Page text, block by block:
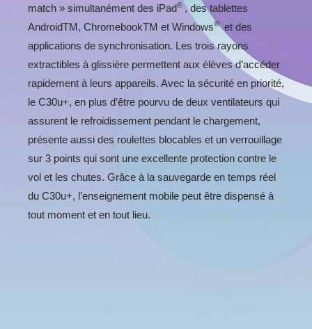
match » simultanément des iPad® , des tablettes
AndroidTM, ChromebookTM et Windows® et des
applications de synchronisation. Les trois rayons
extractibles à glissière permettent aux élèves d’accéder
rapidement à leurs appareils. Avec la sécurité en priorité,
le C30u+, en plus d’être pourvu de deux ventilateurs qui
assurent le refroidissement pendant le chargement,
présente aussi des roulettes blocables et un verrouillage
sur 3 points qui sont une excellente protection contre le
vol et les chutes. Grâce à la sauvegarde en temps réel
du C30u+, l’enseignement mobile peut être dispensé à
tout moment et en tout lieu.